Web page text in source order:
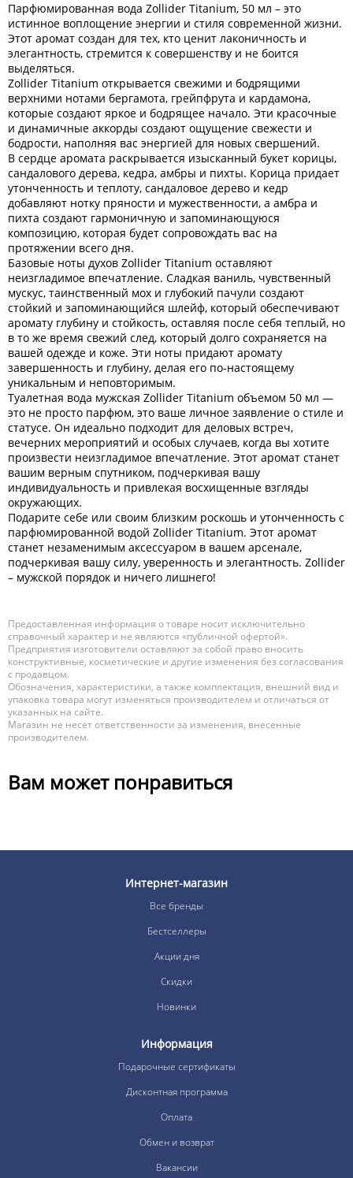
Парфюмированная вода Zollider Titanium, 50 мл – это
истинное воплощение энергии и стиля современной жизни.
Этот аромат создан для тех, кто ценит лаконичность и
элегантность, стремится к совершенству и не боится
выделяться.
Zollider Titanium открывается свежими и бодрящими
верхними нотами бергамота, грейпфрута и кардамона,
которые создают яркое и бодрящее начало. Эти красочные
и динамичные аккорды создают ощущение свежести и
бодрости, наполняя вас энергией для новых свершений.
В сердце аромата раскрывается изысканный букет корицы,
сандалового дерева, кедра, амбры и пихты. Корица придает
утонченность и теплоту, сандаловое дерево и кедр
добавляют нотку пряности и мужественности, а амбра и
пихта создают гармоничную и запоминающуюся
композицию, которая будет сопровождать вас на
протяжении всего дня.
Базовые ноты духов Zollider Titanium оставляют
неизгладимое впечатление. Сладкая ваниль, чувственный
мускус, таинственный мох и глубокий пачули создают
стойкий и запоминающийся шлейф, который обеспечивают
аромату глубину и стойкость, оставляя после себя теплый, но
в то же время свежий след, который долго сохраняется на
вашей одежде и коже. Эти ноты придают аромату
завершенность и глубину, делая его по-настоящему
уникальным и неповторимым.
Туалетная вода мужская Zollider Titanium объемом 50 мл —
это не просто парфюм, это ваше личное заявление о стиле и
статусе. Он идеально подходит для деловых встреч,
вечерних мероприятий и особых случаев, когда вы хотите
произвести неизгладимое впечатление. Этот аромат станет
вашим верным спутником, подчеркивая вашу
индивидуальность и привлекая восхищенные взгляды
окружающих.
Подарите себе или своим близким роскошь и утонченность с
парфюмированной водой Zollider Titanium. Этот аромат
станет незаменимым аксессуаром в вашем арсенале,
подчеркивая вашу силу, уверенность и элегантность. Zollider
– мужской порядок и ничего лишнего!
Предоставленная информация о товаре носит исключительно
справочный характер и не являются «публичной офертой».
Предприятия изготовители оставляют за собой право вносить
конструктивные, косметические и другие изменения без согласования
с продавцом.
Обозначения, характеристики, а также комплектация, внешний вид и
упаковка товара могут изменяться производителем и отличаться от
указанных на сайте.
Магазин не несет ответственности за изменения, внесенные
производителем.
Вам может понравиться
Интернет-магазин
Все бренды
Бестселлеры
Акции дня
Скидки
Новинки
Информация
Подарочные сертификаты
Дисконтная программа
Оплата
Обмен и возврат
Вакансии